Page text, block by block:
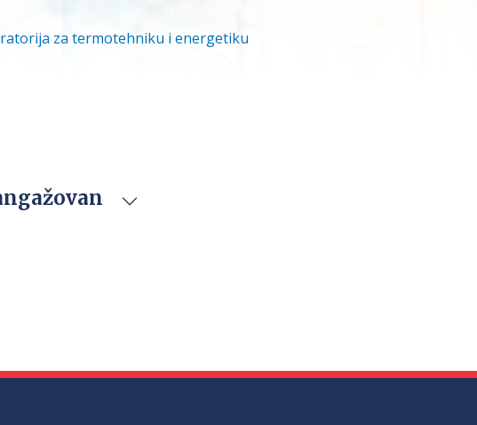
za termotehniku i energetiku